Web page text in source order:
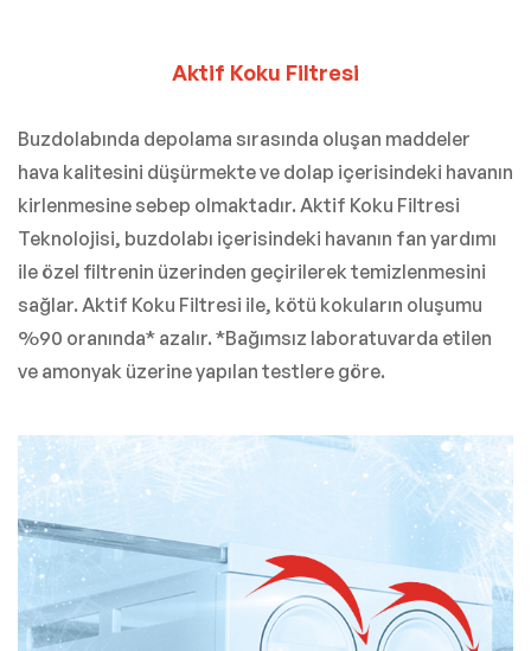
Aktif Koku Filtresi
Buzdolabında depolama sırasında oluşan maddeler
hava kalitesini düşürmekte ve dolap içerisindeki havanın
kirlenmesine sebep olmaktadır. Aktif Koku Filtresi
Teknolojisi, buzdolabı içerisindeki havanın fan yardımı
ile özel filtrenin üzerinden geçirilerek temizlenmesini
sağlar. Aktif Koku Filtresi ile, kötü kokuların oluşumu
%90 oranında* azalır. *Bağımsız laboratuvarda etilen
ve amonyak üzerine yapılan testlere göre.